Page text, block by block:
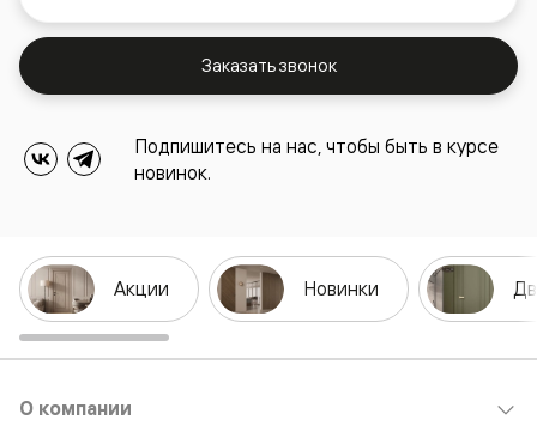
Заказать звонок
Подпишитесь на нас, чтобы быть в курсе
новинок.
Акции Новинки
О компании